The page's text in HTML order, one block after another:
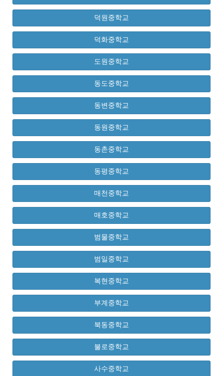
덕원중학교
덕화중학교
도원중학교
동도중학교
동변중학교
동원중학교
동촌중학교
동평중학교
매천중학교
매호중학교
범물중학교
범일중학교
복현중학교
부계중학교
북동중학교
불로중학교
사수중학교